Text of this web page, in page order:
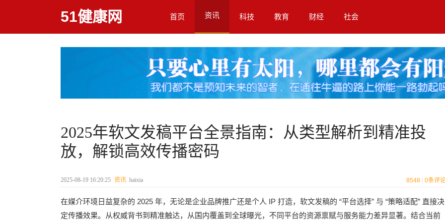
51健康网 首页 资讯 科技 教育 财经 社会
2025年软文发稿平台全景指南：从类型解析到精准投
放，解锁高效传播密码
2025-08-19 16:20:25 资讯 haixia 8548 0条评
在媒介环境日益复杂的 2025 年，无论是企业品牌推广还是个人 IP 打造，软文发稿的 “平台选择” 与 “策略适配” 直接决
定传播效果。从权威背书到精准触达，从国内覆盖到全球曝光，不同平台的资源禀赋与服务能力差异显著。结合当前